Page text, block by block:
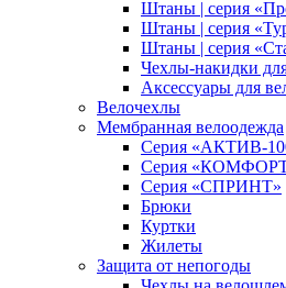
Штаны | серия
Штаны | серия
Штаны | серия
Чехлы-накидки
Аксессуары для
Велочехлы
Мембранная велоодежда
Серия «АКТИВ-
Серия
Серия «СПРИНТ»
Брюки
Куртки
Жилеты
Защита от непогоды